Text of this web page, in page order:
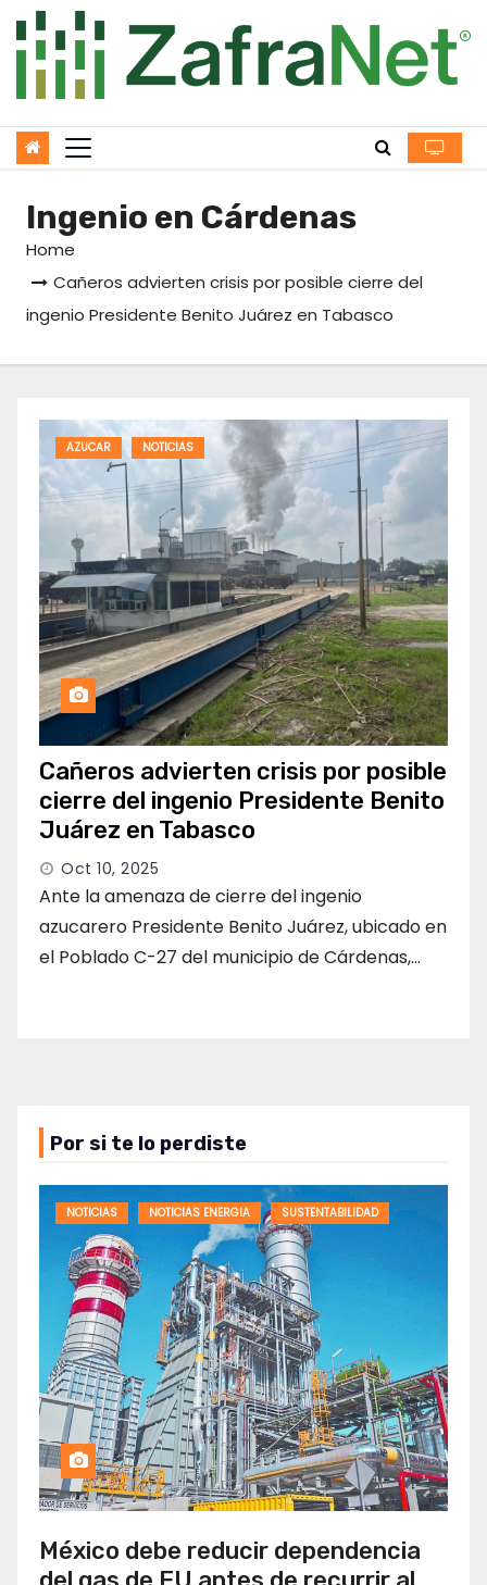
to
content
Ingenio en Cárdenas
Home
Cañeros advierten crisis por posible cierre del
ingenio Presidente Benito Juárez en Tabasco
AZUCAR NOTICIAS
Cañeros advierten crisis por posible
cierre del ingenio Presidente Benito
Juárez en Tabasco
Oct 10, 2025
Ante la amenaza de cierre del ingenio
azucarero Presidente Benito Juárez, ubicado en
el Poblado C-27 del municipio de Cárdenas,…
Por si te lo perdiste
NOTICIAS NOTICIAS ENERGIA SUSTENTABILIDAD
México debe reducir dependencia